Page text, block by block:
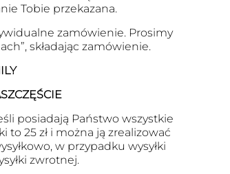
Tobie przekazana.
zamówienie. Prosimy
składając zamówienie.
posiadają Państwo wszystkie
25 zł i można ją zrealizować
w przypadku wysyłki
zwrotnej.